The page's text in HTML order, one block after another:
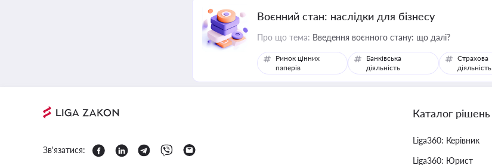
Воєнний стан: наслідки для бізнесу
Про що тема: Введення воєнного стану: що далі?
Ринок цінних
паперів
Банківська
діяльність
Страхова
діяльність
Зв'язатися:
Каталог рішень
Liga360: Керівник
Liga360: Юрист